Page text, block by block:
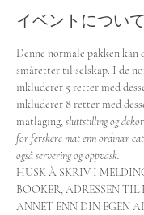
イベントについて
Denne normale pakken kan
småretter til selskap. I de
inkluderer 5 retter med
inkluderer 8 retter med
matlaging, sluttstilling og
for ferskere mat enn ordinær
også servering og oppvask.
HUSK Å SKRIV I
BOOKER, ADRESSEN TIL
ANNET ENN DIN EGEN